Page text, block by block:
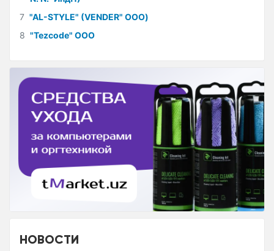
7 "AL-STYLE" (VENDER" ООО)
8 "Tezcode" ООО
НОВОСТИ